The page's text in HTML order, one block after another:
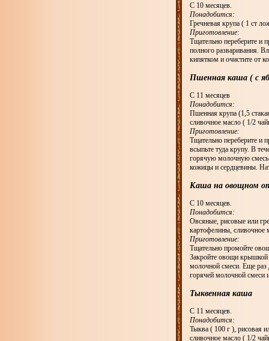
С 10 месяцев.
Понадобится:
Гречневая крупа ( 1 ст
Приготовление:
Тщательно переберите и
полного разваривания.
кипятком и очистите от
Пшенная каша ( с
С 11 месяцев
Понадобится:
Пшенная крупа (1,5
сливочное масло ( 1/2
Приготовление:
Тщательно переберите и
всыпьте туда крупу. В
горячую молочную смесь
кожицы и сердцевины.
Каша на овощном
С 10 месяцев.
Понадобится:
Овсяные, рисовые или
картофелины, сливочное
Приготовление:
Тщательно промойте
Закройте овощи крышкой
молочной смеси. Еще раз
горячей молочной смеси
Тыквенная каша
С 11 месяцев.
Понадобится:
Тыква ( 100 г ), рисовая
сливочное масло ( 1/2